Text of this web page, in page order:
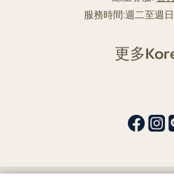
服務時間:週二至週
更多